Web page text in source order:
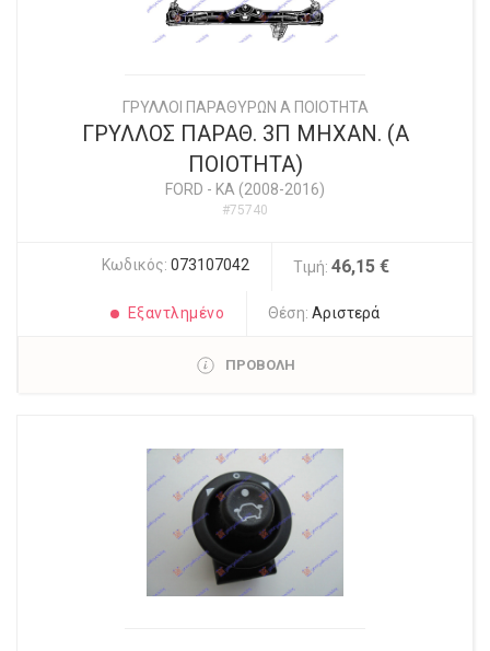
ΓΡΥΛΛΟΙ ΠΑΡΑΘΥΡΩΝ Α ΠΟΙΟΤΗΤΑ
ΓΡΥΛΛΟΣ ΠΑΡΑΘ. 3Π ΜΗΧΑΝ. (Α
ΠΟΙΟΤΗΤΑ)
FORD - KA (2008-2016)
#75740
Κωδικός: 073107042 Τιμή: 46,15 €
Εξαντλημένο Θέση:Αριστερά
ΠΡΟΒΟΛΗ